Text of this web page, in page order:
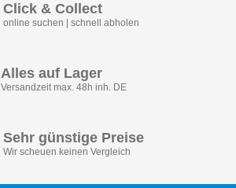
Click & Collect
online suchen | schnell abholen
Alles auf Lager
Versandzeit max. 48h inh. DE
Sehr günstige Preise
Wir scheuen keinen Vergleich